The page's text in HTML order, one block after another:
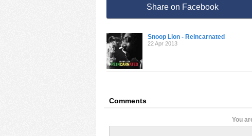
Share on Facebook
Snoop Lion - Reincarnated
22 Apr 2013
Comments
You